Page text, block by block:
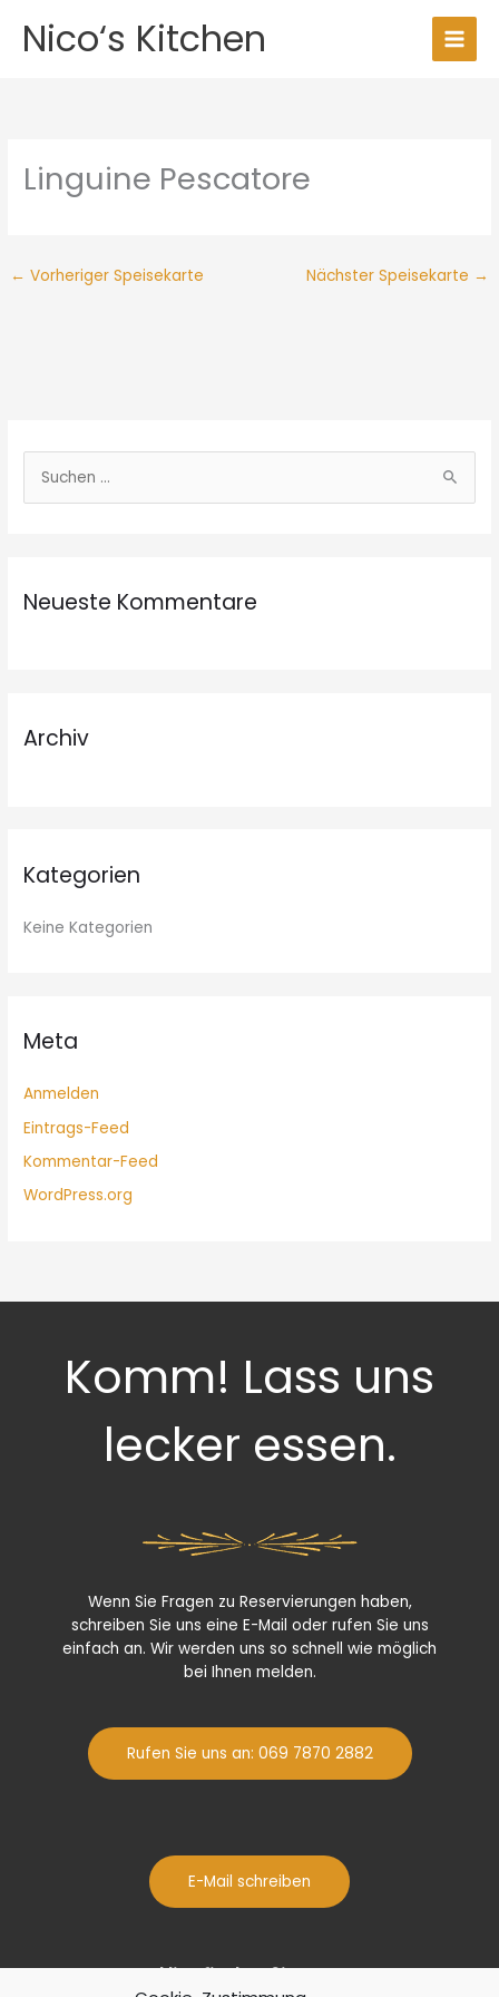
Inhalt
springen
Nico‘s Kitchen
Linguine Pescatore
← Vorheriger Speisekarte Nächster Speisekarte →
u
e
h
Neueste Kommentare
Archiv
Kategorien
Keine Kategorien
Meta
Anmelden
Eintrags-Feed
Kommentar-Feed
WordPress.org
Komm! Lass uns
lecker essen.
Wenn Sie Fragen zu Reservierungen haben,
schreiben Sie uns eine E-Mail oder rufen Sie uns
einfach an. Wir werden uns so schnell wie möglich
bei Ihnen melden.
Rufen Sie uns an: 069 7870 2882
E-Mail schreiben
Hier finden Sie uns: